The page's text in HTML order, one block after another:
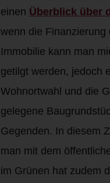
einen Überblick über
wenn die
Immobilie kann man
getilgt werden, jedoch
Wohnortwahl und die
gelegene
Gegenden. In diesem
man mit dem
im Grünen hat zudem